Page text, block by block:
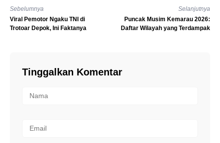
Sebelumnya
Viral Pemotor Ngaku TNI di
Trotoar Depok, Ini Faktanya
Selanjutnya
Puncak Musim Kemarau 2026:
Daftar Wilayah yang Terdampak
Tinggalkan Komentar